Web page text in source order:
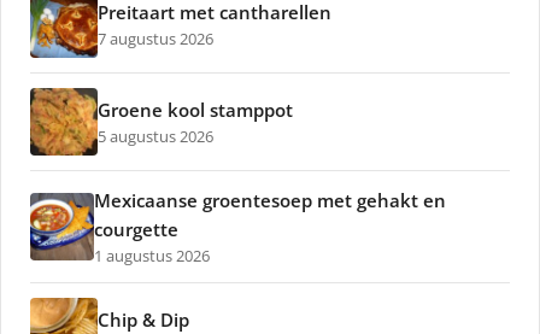
Preitaart met cantharellen
7 augustus 2026
Groene kool stamppot
5 augustus 2026
Mexicaanse groentesoep met gehakt en
courgette
1 augustus 2026
Chip & Dip